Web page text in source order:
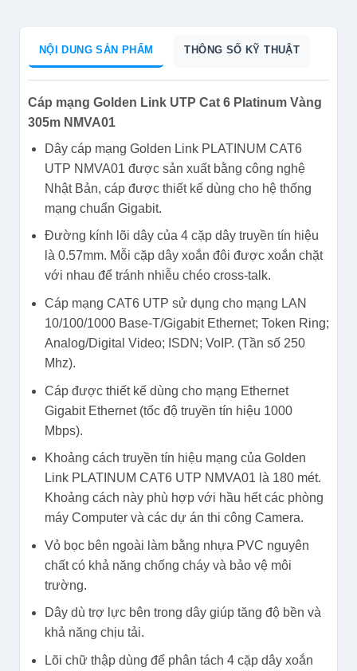
NỘI DUNG SẢN PHẨM THÔNG SỐ KỸ THUẬT
Cáp mạng Golden Link UTP Cat 6 Platinum Vàng
305m NMVA01
Dây cáp mạng Golden Link PLATINUM CAT6
UTP NMVA01 được sản xuất bằng công nghệ
Nhật Bản, cáp được thiết kế dùng cho hệ thống
mạng chuẩn Gigabit.
Đường kính lõi dây của 4 cặp dây truyền tín hiệu
là 0.57mm. Mỗi cặp dây xoắn đôi được xoắn chặt
với nhau để tránh nhiễu chéo cross-talk.
Cáp mạng CAT6 UTP sử dụng cho mạng LAN
10/100/1000 Base-T/Gigabit Ethernet; Token Ring;
Analog/Digital Video; ISDN; VoIP. (Tần số 250
Mhz).
Cáp được thiết kế dùng cho mạng Ethernet
Gigabit Ethernet (tốc độ truyền tín hiệu 1000
Mbps).
Khoảng cách truyền tín hiệu mạng của Golden
Link PLATINUM CAT6 UTP NMVA01 là 180 mét.
Khoảng cách này phù hợp với hầu hết các phòng
máy Computer và các dự án thi công Camera.
Vỏ bọc bên ngoài làm bằng nhựa PVC nguyên
chất có khả năng chống cháy và bảo vệ môi
trường.
Dây dù trợ lực bên trong dây giúp tăng độ bền và
khả năng chịu tải.
Lõi chữ thập dùng để phân tách 4 cặp dây xoắn